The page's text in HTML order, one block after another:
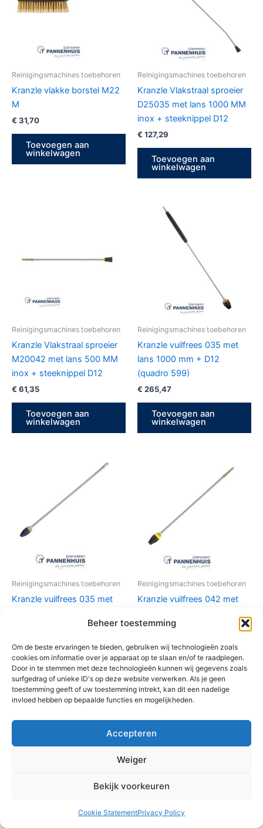
Beheer toestemming
Om de beste ervaringen te bieden, gebruiken wij technologieën zoals
cookies om informatie over je apparaat op te slaan en/of te raadplegen.
Door in te stemmen met deze technologieën kunnen wij gegevens zoals
surfgedrag of unieke ID's op deze website verwerken. Als je geen
toestemming geeft of uw toestemming intrekt, kan dit een nadelige
invloed hebben op bepaalde functies en mogelijkheden.
Accepteren
Weiger
Bekijk voorkeuren
Cookie StatementPrivacy Policy
Reinigingsmachines toebehoren
Kranzle vlakke borstel M22
M
€ 31,70
Toevoegen aan
winkelwagen
Reinigingsmachines toebehoren
Kranzle Vlakstraal sproeier
D25035 met lans 1000 MM
inox + steeknippel D12
€ 127,29
Toevoegen aan
winkelwagen
Reinigingsmachines toebehoren
Kranzle Vlakstraal sproeier
M20042 met lans 500 MM
inox + steeknippel D12
€ 61,35
Toevoegen aan
winkelwagen
Reinigingsmachines toebehoren
Kranzle vuilfrees 035 met
lans 1000 mm + D12
(quadro 599)
€ 265,47
Toevoegen aan
winkelwagen
Reinigingsmachines toebehoren
Kranzle vuilfrees 035 met
€142,42
Toevoegen aan
winkelwagen
Reinigingsmachines toebehoren
Kranzle vuilfrees 042 met
140,00
Toevoegen aan
winkelwagen